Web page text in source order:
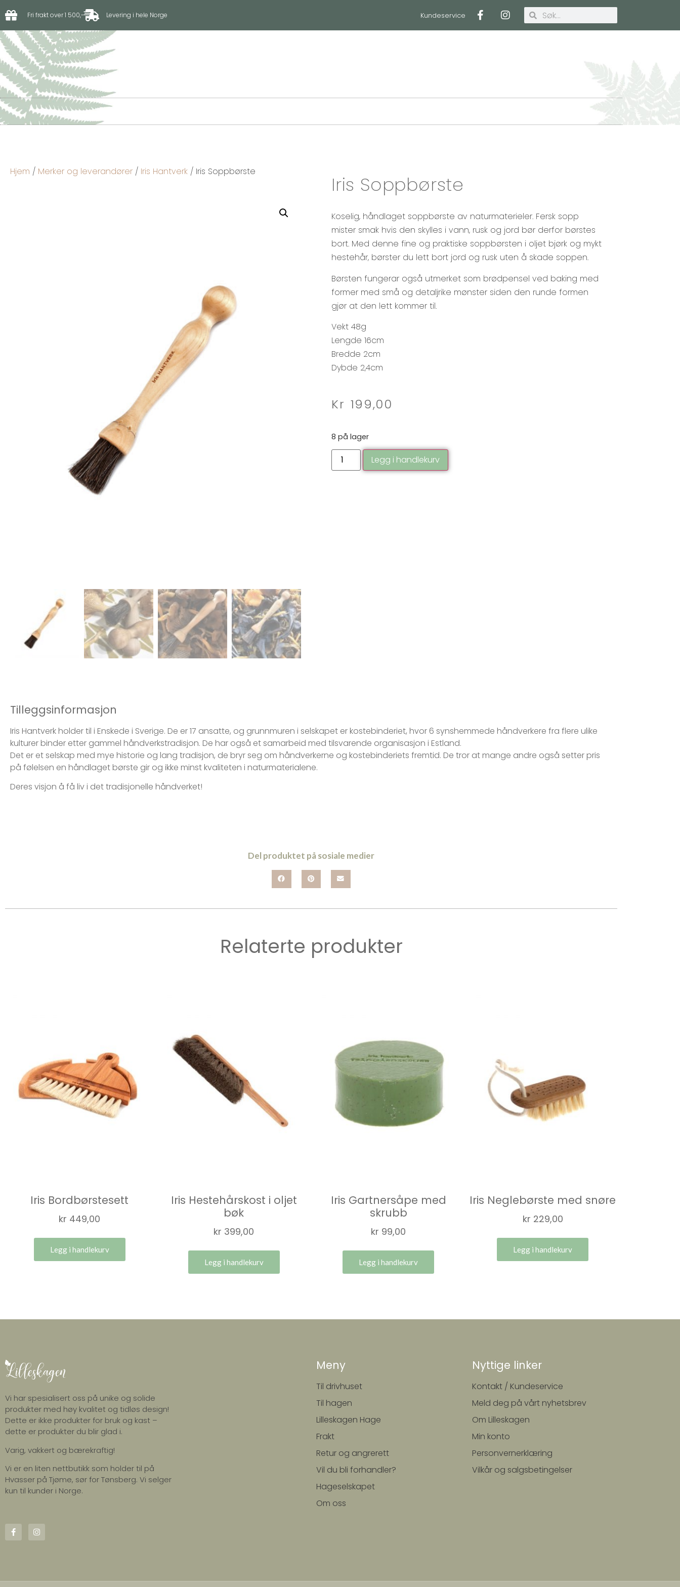
Fri frakt over 1 500,- Levering i hele Norge Kundeservice
Hjem / Merker og leverandører / Iris Hantverk / Iris Soppbørste
Iris Soppbørste
Koselig, håndlaget soppbørste av naturmaterieler. Fersk sopp
mister smak hvis den skylles i vann, rusk og jord bør derfor børstes
bort. Med denne fine og praktiske soppbørsten i oljet bjørk og mykt
hestehår, børster du lett bort jord og rusk uten å skade soppen.
Børsten fungerar også utmerket som brødpensel ved baking med
former med små og detaljrike mønster siden den runde formen
gjør at den lett kommer til.
Vekt 48g
Lengde 16cm
Bredde 2cm
Dybde 2,4cm
Kr 199,00
8 på lager
Legg i handlekurv
Tilleggsinformasjon
Iris Hantverk holder til i Enskede i Sverige. De er 17 ansatte, og grunnmuren i selskapet er kostebinderiet, hvor 6 synshemmede håndverkere fra flere ulike
kulturer binder etter gammel håndverkstradisjon. De har også et samarbeid med tilsvarende organisasjon i Estland.
Det er et selskap med mye historie og lang tradisjon, de bryr seg om håndverkerne og kostebinderiets fremtid. De tror at mange andre også setter pris
på følelsen en håndlaget børste gir og ikke minst kvaliteten i naturmaterialene.
Deres visjon å få liv i det tradisjonelle håndverket!
Del produktet på sosiale medier
Relaterte produkter
Iris Bordbørstesett
kr 449,00
Legg i handlekurv
Iris Hestehårskost i oljet
bøk
kr 399,00
Legg i handlekurv
Iris Gartnersåpe med
skrubb
kr 99,00
Legg i handlekurv
Iris Neglebørste med snøre
kr 229,00
Legg i handlekurv
Vi har spesialisert oss på unike og solide
produkter med høy kvalitet og tidløs design!
Dette er ikke produkter for bruk og kast –
dette er produkter du blir glad i.
Varig, vakkert og bærekraftig!
Vi er en liten nettbutikk som holder til på
Hvasser på Tjøme, sør for Tønsberg. Vi selger
kun til kunder i Norge.
Meny
Til drivhuset
Til hagen
Lilleskagen Hage
Frakt
Retur og angrerett
Vil du bli forhandler?
Hageselskapet
Om oss
Nyttige linker
Kontakt / Kundeservice
Meld deg på vårt nyhetsbrev
Om Lilleskagen
Min konto
Personvernerklæring
Vilkår og salgsbetingelser